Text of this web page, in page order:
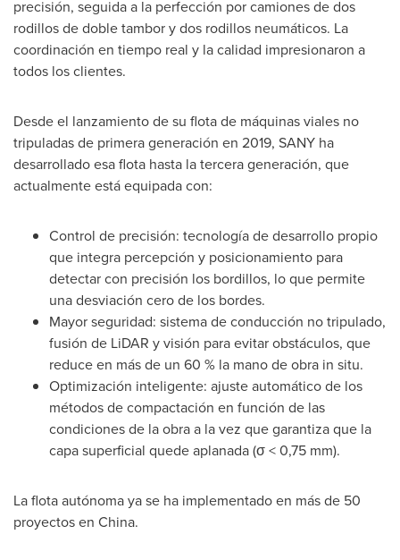
precisión, seguida a la perfección por camiones de dos
rodillos de doble tambor y dos rodillos neumáticos. La
coordinación en tiempo real y la calidad impresionaron a
todos los clientes.
Desde el lanzamiento de su flota de máquinas viales no
tripuladas de primera generación en 2019, SANY ha
desarrollado esa flota hasta la tercera generación, que
actualmente está equipada con:
Control de precisión: tecnología de desarrollo propio
que integra percepción y posicionamiento para
detectar con precisión los bordillos, lo que permite
una desviación cero de los bordes.
Mayor seguridad: sistema de conducción no tripulado,
fusión de LiDAR y visión para evitar obstáculos, que
reduce en más de un 60 % la mano de obra in situ.
Optimización inteligente: ajuste automático de los
métodos de compactación en función de las
condiciones de la obra a la vez que garantiza que la
capa superficial quede aplanada (σ < 0,75 mm).
La flota autónoma ya se ha implementado en más de 50
proyectos en China.